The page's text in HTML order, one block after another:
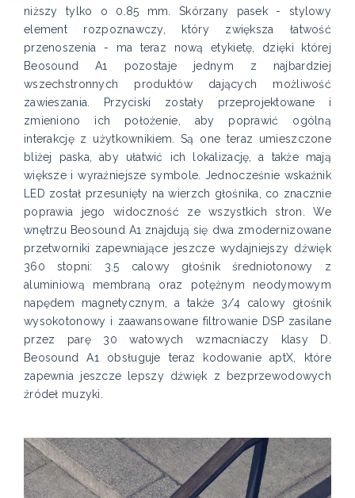
niższy tylko o 0.85 mm. Skórzany pasek - stylowy
element rozpoznawczy, który zwiększa łatwość
przenoszenia - ma teraz nową etykietę, dzięki której
Beosound A1 pozostaje jednym z najbardziej
wszechstronnych produktów dających możliwość
zawieszania. Przyciski zostały przeprojektowane i
zmieniono ich położenie, aby poprawić ogólną
interakcję z użytkownikiem. Są one teraz umieszczone
bliżej paska, aby ułatwić ich lokalizację, a także mają
większe i wyraźniejsze symbole. Jednocześnie wskaźnik
LED został przesunięty na wierzch głośnika, co znacznie
poprawia jego widoczność ze wszystkich stron. We
wnętrzu Beosound A1 znajdują się dwa zmodernizowane
przetworniki zapewniające jeszcze wydajniejszy dźwięk
360 stopni: 3.5 calowy głośnik średniotonowy z
aluminiową membraną oraz potężnym neodymowym
napędem magnetycznym, a także 3/4 calowy głośnik
wysokotonowy i zaawansowane filtrowanie DSP zasilane
przez parę 30 watowych wzmacniaczy klasy D.
Beosound A1 obsługuje teraz kodowanie aptX, które
zapewnia jeszcze lepszy dźwięk z bezprzewodowych
źródeł muzyki.